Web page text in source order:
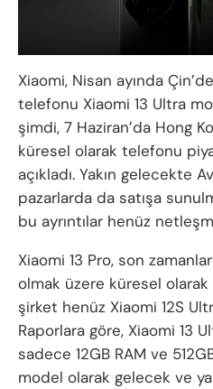
Xiaomi, Nisan ayında
telefonu Xiaomi 13 Ultra
şimdi, 7 Haziran’da Hong
küresel olarak telefonu
açıkladı. Yakın gelecekte
pazarlarda da satışa
bu ayrıntılar henüz
Xiaomi 13 Pro, son
olmak üzere küresel
şirket henüz Xiaomi 12S
Raporlara göre, Xiaomi 13
sadece 12GB RAM ve
model olarak gelecek ve